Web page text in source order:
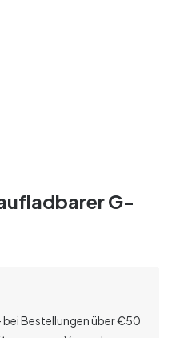
G-
bei Bestellungen über€50